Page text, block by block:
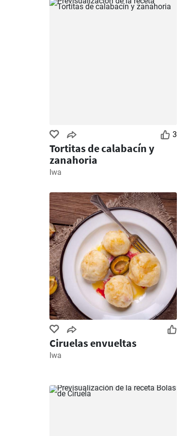
3
Tortitas de calabacín y
zanahoria
Iwa
Ciruelas envueltas
Iwa